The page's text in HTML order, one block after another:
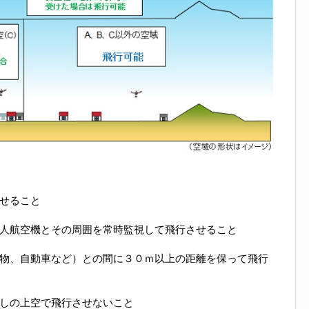
ること
航空機とその周囲を常時監視して飛行させること
、自動車など）との間に３０ｍ以上の距離を保って飛行
の上空で飛行させないこと